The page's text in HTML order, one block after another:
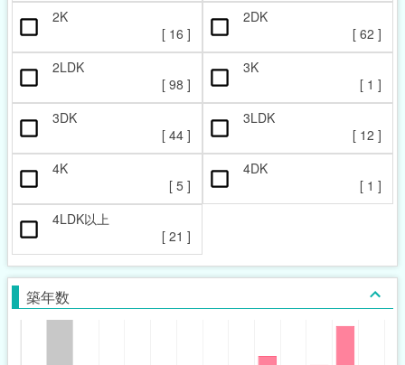
2K
[ 16 ]
2DK
[ 62 ]
2LDK
[ 98 ]
3K
[ 1 ]
3DK
[ 44 ]
3LDK
[ 12 ]
4K
[ 5 ]
4DK
[ 1 ]
4LDK以上
[ 21 ]
築年数